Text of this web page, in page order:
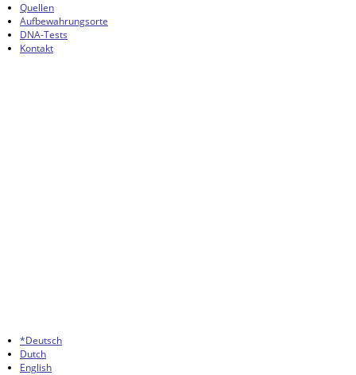
Quellen
Aufbewahrungsorte
DNA-Tests
Kontakt
*Deutsch
Dutch
English